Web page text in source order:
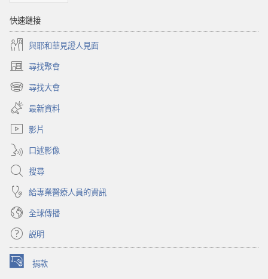
快速鏈接
與耶和華見證人見面
尋找聚會
（開
啟
新
視
窗）
尋找大會
（開
啟
新
視
最新資料
影片
口述影像
搜尋
給專業醫療人員的資訊
全球傳播
説明
捐款
（開